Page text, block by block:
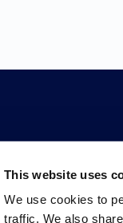
This website uses
We use cookies to
traffic. We also